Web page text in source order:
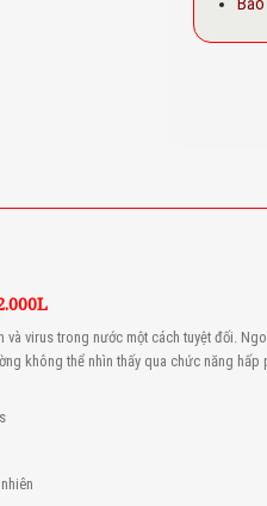
virus trong nước một cách tuyệt đối.
không thể nhìn thấy qua chức năng